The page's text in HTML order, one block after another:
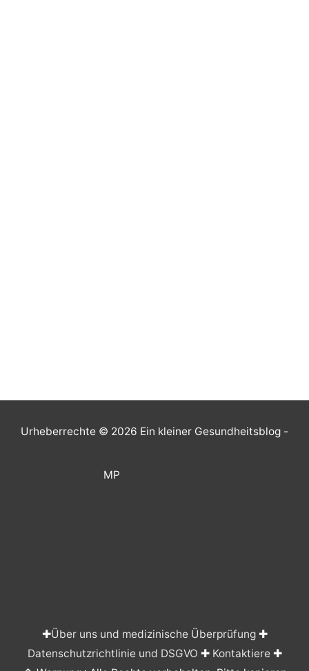
Urheberrechte © 2026 Ein kleiner Gesundheitsblog -
MP
✚Über uns und medizinische Überprüfung✚
Datenschutzrichtlinie und DSGVO ✚ Kontaktiere✚